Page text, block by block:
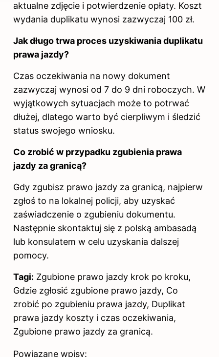
aktualne zdjęcie i potwierdzenie opłaty. Koszt
wydania duplikatu wynosi zazwyczaj 100 zł.
Jak długo trwa proces uzyskiwania duplikatu
prawa jazdy?
Czas oczekiwania na nowy dokument
zazwyczaj wynosi od 7 do 9 dni roboczych. W
wyjątkowych sytuacjach może to potrwać
dłużej, dlatego warto być cierpliwym i śledzić
status swojego wniosku.
Co zrobić w przypadku zgubienia prawa
jazdy za granicą?
Gdy zgubisz prawo jazdy za granicą, najpierw
zgłoś to na lokalnej policji, aby uzyskać
zaświadczenie o zgubieniu dokumentu.
Następnie skontaktuj się z polską ambasadą
lub konsulatem w celu uzyskania dalszej
pomocy.
Tagi: Zgubione prawo jazdy krok po kroku,
Gdzie zgłosić zgubione prawo jazdy, Co
zrobić po zgubieniu prawa jazdy, Duplikat
prawa jazdy koszty i czas oczekiwania,
Zgubione prawo jazdy za granicą.
Powiązane wpisy: